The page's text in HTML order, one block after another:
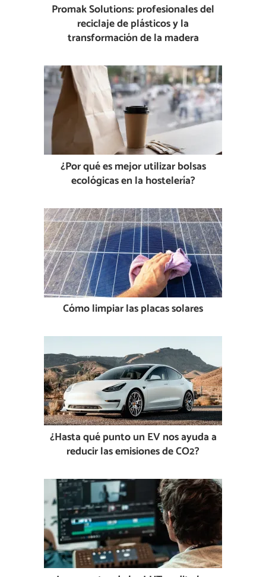
Promak Solutions: profesionales del
reciclaje de plásticos y la
transformación de la madera
¿Por qué es mejor utilizar bolsas
ecológicas en la hostelería?
Cómo limpiar las placas solares
¿Hasta qué punto un EV nos ayuda a
reducir las emisiones de CO2?